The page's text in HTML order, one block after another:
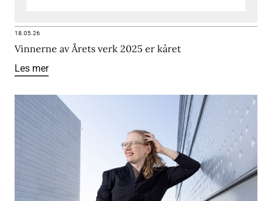
18.05.26
Vinnerne av Årets verk 2025 er kåret
Les mer